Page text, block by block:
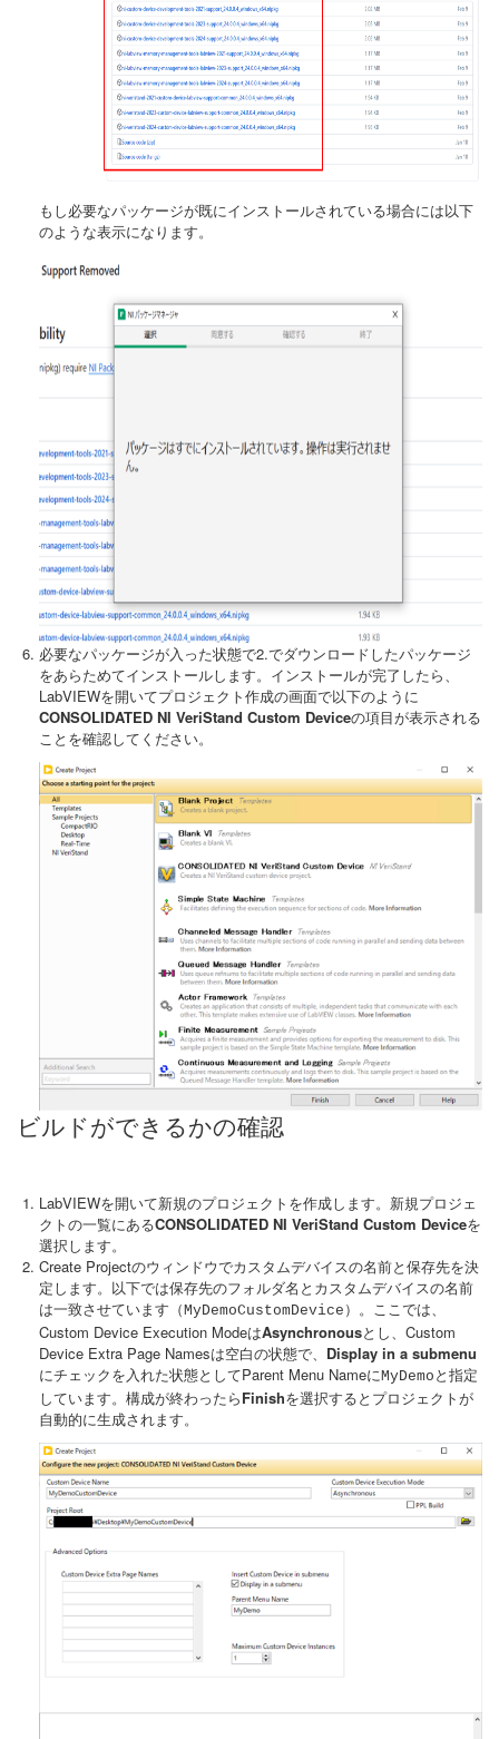
もし必要なパッケージが既にインストールされている場合には以下
のような表示になります。
必要なパッケージが入った状態で2.でダウンロードしたパッケージ
をあらためてインストールします。インストールが完了したら、
LabVIEWを開いてプロジェクト作成の画面で以下のように
CONSOLIDATED NI VeriStand Custom Deviceの項目が表示される
ことを確認してください。
ビルドができるかの確認
LabVIEWを開いて新規のプロジェクトを作成します。新規プロジェ
クトの一覧にあるCONSOLIDATED NI VeriStand Custom Deviceを
選択します。
Create Projectのウィンドウでカスタムデバイスの名前と保存先を決
定します。以下では保存先のフォルダ名とカスタムデバイスの名前
は一致させています（ MyDemoCustomDevice ）。ここでは、
Custom Device Execution ModeはAsynchronousとし、Custom
Device Extra Page Namesは空白の状態で、 Display in a submenu
にチェックを入れた状態としてParent Menu NameにMyDemo と指定
しています。構成が終わったらFinishを選択するとプロジェクトが
自動的に生成されます。